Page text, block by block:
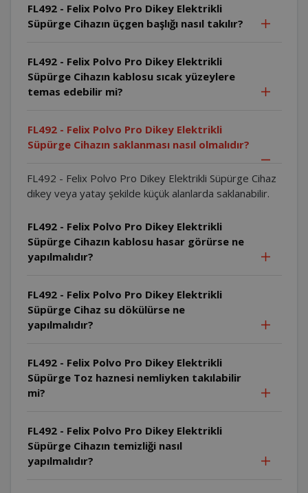
FL492 - Felix Polvo Pro Dikey Elektrikli
Süpürge Cihazın üçgen başlığı nasıl takılır?
FL492 - Felix Polvo Pro Dikey Elektrikli
Süpürge Cihazın kablosu sıcak yüzeylere
temas edebilir mi?
FL492 - Felix Polvo Pro Dikey Elektrikli
Süpürge Cihazın saklanması nasıl olmalıdır?
FL492 - Felix Polvo Pro Dikey Elektrikli Süpürge Cihaz
dikey veya yatay şekilde küçük alanlarda saklanabilir.
FL492 - Felix Polvo Pro Dikey Elektrikli
Süpürge Cihazın kablosu hasar görürse ne
yapılmalıdır?
FL492 - Felix Polvo Pro Dikey Elektrikli
Süpürge Cihaz su dökülürse ne
yapılmalıdır?
FL492 - Felix Polvo Pro Dikey Elektrikli
Süpürge Toz haznesi nemliyken takılabilir
mi?
FL492 - Felix Polvo Pro Dikey Elektrikli
Süpürge Cihazın temizliği nasıl
yapılmalıdır?